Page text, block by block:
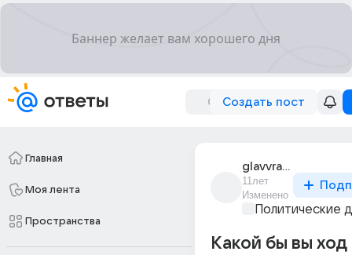
Создать пост
Главная
Моя лента
Пространства
glavvrach_durdoma
11лет
Изменено
Политические
Какой бы вы